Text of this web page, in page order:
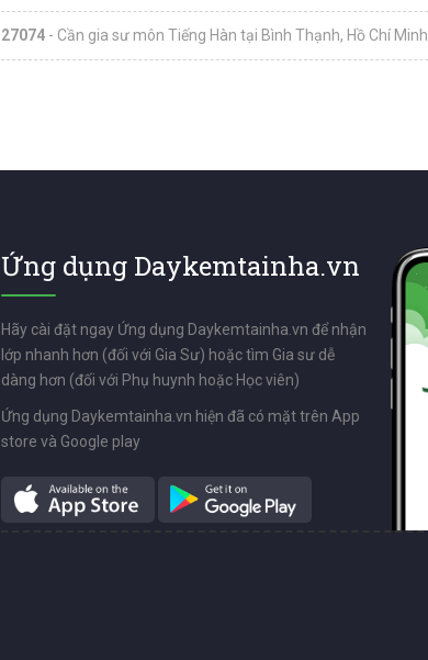
27074 - Cần gia sư môn Tiếng Hàn tại Bình Thạnh, Hồ Chí Minh
Ứng dụng Daykemtainha.vn
Hãy cài đặt ngay Ứng dụng Daykemtainha.vn để nhận
lớp nhanh hơn (đối với Gia Sư) hoặc tìm Gia sư dễ
dàng hơn (đối với Phụ huynh hoặc Học viên)
Ứng dụng Daykemtainha.vn hiện đã có mặt trên App
store và Google play